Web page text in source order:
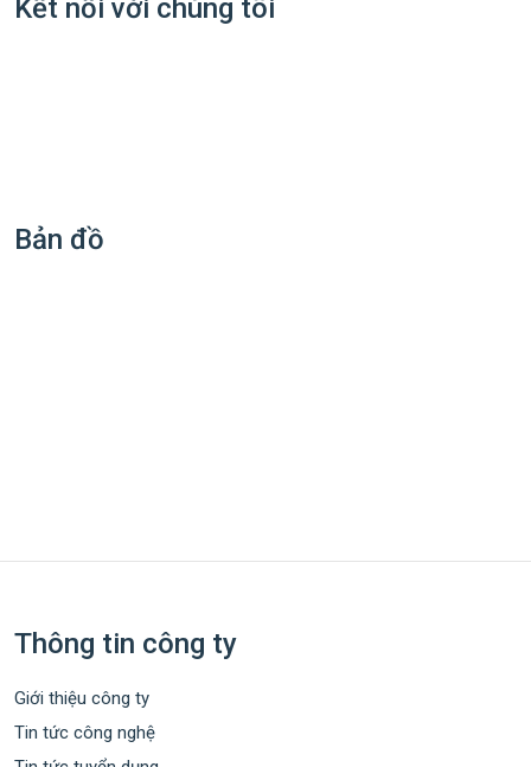
Kết nối với chúng tôi
Bản đồ
Thông tin công ty
Giới thiệu công ty
Tin tức công nghệ